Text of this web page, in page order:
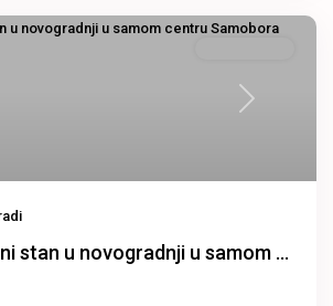
Next
stan u novogradnji u samom ...